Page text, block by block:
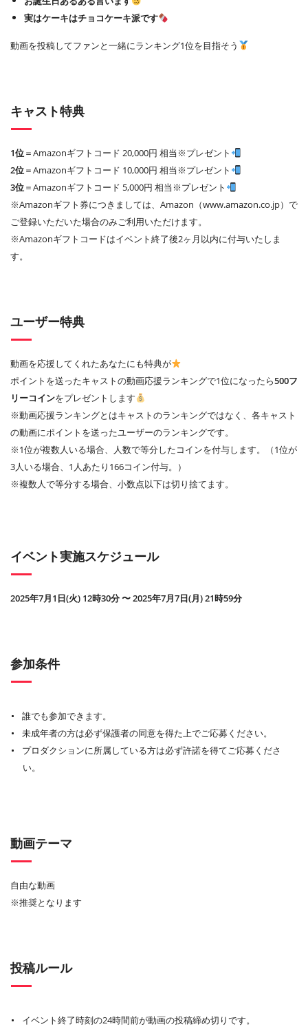
実はケーキはチョコケーキ派です
動画を投稿してファンと一緒にランキング1位を目指そう
キャスト特典
1位＝Amazonギフトコード 20,000円 相当※プレゼント
2位＝Amazonギフトコード 10,000円 相当※プレゼント
3位＝Amazonギフトコード 5,000円 相当※プレゼント
※Amazonギフト券につきましては、Amazon（www.amazon.co.jp）で
ご登録いただいた場合のみご利用いただけます。
※Amazonギフトコードはイベント終了後2ヶ月以内に付与いたしま
す。
ユーザー特典
動画を応援してくれたあなたにも特典が
ポイントを送ったキャストの動画応援ランキングで1位になったら500フ
リーコインをプレゼントします
※動画応援ランキングとはキャストのランキングではなく、各キャスト
の動画にポイントを送ったユーザーのランキングです。
※1位が複数人いる場合、人数で等分したコインを付与します。（1位が
3人いる場合、1人あたり166コイン付与。）
※複数人で等分する場合、小数点以下は切り捨てます。
イベント実施スケジュール
2025年7月1日(火) 12時30分 〜 2025年7月7日(月) 21時59分
参加条件
誰でも参加できます。
未成年者の方は必ず保護者の同意を得た上でご応募ください。
プロダクションに所属している方は必ず許諾を得てご応募くださ
い。
動画テーマ
自由な動画
※推奨となります
投稿ルール
イベント終了時刻の24時間前が動画の投稿締め切りです。